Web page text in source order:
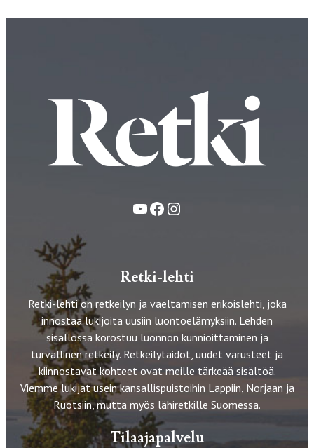
YouTube
FacebookInstagram
Retki-lehti
Retki-lehti on retkeilyn ja vaeltamisen erikoislehti, joka
innostaa lukijoita uusiin luontoelämyksiin. Lehden
sisällössä korostuu luonnon kunnioittaminen ja
turvallinen retkeily. Retkeilytaidot, uudet varusteet ja
kiinnostavat kohteet ovat meille tärkeää sisältöä.
Viemme lukijat usein kansallispuistoihin Lappiin, Norjaan ja
Ruotsiin, mutta myös lähiretkille Suomessa.
Tilaajapalvelu